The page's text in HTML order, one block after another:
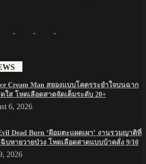
Cream Man สยองแบบโคตรระยำใจบนฉาก
ใส โหดเลือดสาดจัดเต็มระดับ 20+
6, 2026
Dead Burn ‘ผีอมตะแผดเผา’ งานรวมญาติที่
ฉิบหายวายป่วง โหดเลือดสาดแบบบ้าคลั่ง 9/10
2026